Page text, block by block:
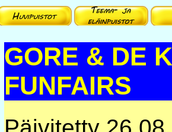
GORE & DE
FUNFAIRS